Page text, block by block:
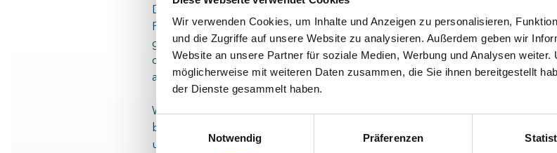
Wir verwenden Cookies, um Inhalte und Anzeigen zu personalisieren,
und die Zugriffe auf unsere Website zu analysieren. Außerdem geben wir
Website an unsere Partner für soziale Medien, Werbung und Analysen
möglicherweise mit weiteren Daten zusammen, die Sie ihnen bereitgestellt
der Dienste gesammelt haben.
Notwendig
Präferenzen
Dezember 2026 in die End-of-Life-Phase. Daher kann es in individuellen
Fällen Sinn ergeben, auf Umbraco 13 zu bleiben. Durch das neue Backoffice
gibt es zwischen den Versionen Breaking Changes, das heißt Änderungen,
die nach dem Update die Funktionalität beeinträchtigen könnten, da sie erst
auf die neue Technologie migriert werden müssen.
Wenn ihr mit Umbraco arbeitet und unsicher seid, ob ihr ein Update
benötigt oder wie ihr das Update umsetzen könnt, meldet euch gerne bei
uns für eine erste unverbindliche Beratung.